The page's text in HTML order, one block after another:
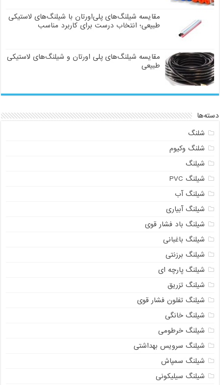
مقایسه شیلنگ‌های پلی‌اورتان با شیلنگ‌های لاستیکی
طبیعی؛ انتخاب درست برای کاربرد مناسب
مقایسه شیلنگ‌های پلی اورتان و شیلنگ‌های لاستیکی
طبیعی
دسته‌ها
شلنگ
شلنگ وکیوم
شیلنگ
شیلنگ PVC
شیلنگ آب
شیلنگ آبیاری
شیلنگ باد فشار قوی
شیلنگ باغبانی
شیلنگ برزنتی
شیلنگ پارچه‌ ای
شیلنگ تزریق
شیلنگ تفلون فشار قوی
شیلنگ خانگی
شیلنگ خرطومی
شیلنگ سرویس بهداشتی
شیلنگ سمپاش
شیلنگ سیلیکونی